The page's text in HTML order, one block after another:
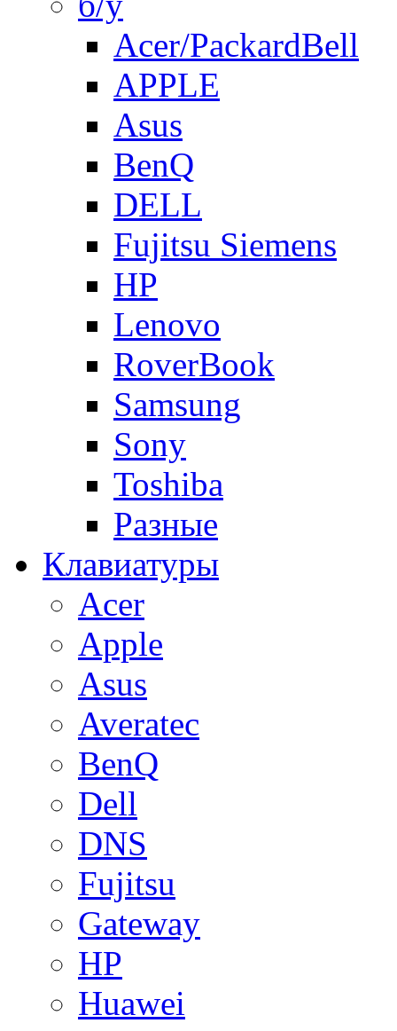
Acer/PackardBell
APPLE
Asus
BenQ
DELL
Fujitsu Siemens
HP
Lenovo
RoverBook
Samsung
Sony
Toshiba
Разные
Клавиатуры
Acer
Apple
Asus
Averatec
BenQ
Dell
DNS
Fujitsu
Gateway
HP
Huawei